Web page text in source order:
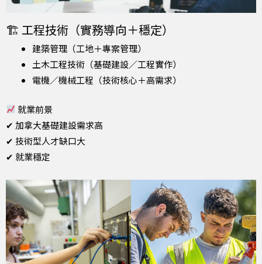
🏗 工程技術（實務導向＋穩定）
建築管理（工地＋專案管理）
土木工程技術（基礎建設／工程實作）
電機／機械工程（技術核心＋高需求）
就業前景
✔ 加拿大基礎建設需求高
✔ 技術型人才缺口大
✔ 就業穩定